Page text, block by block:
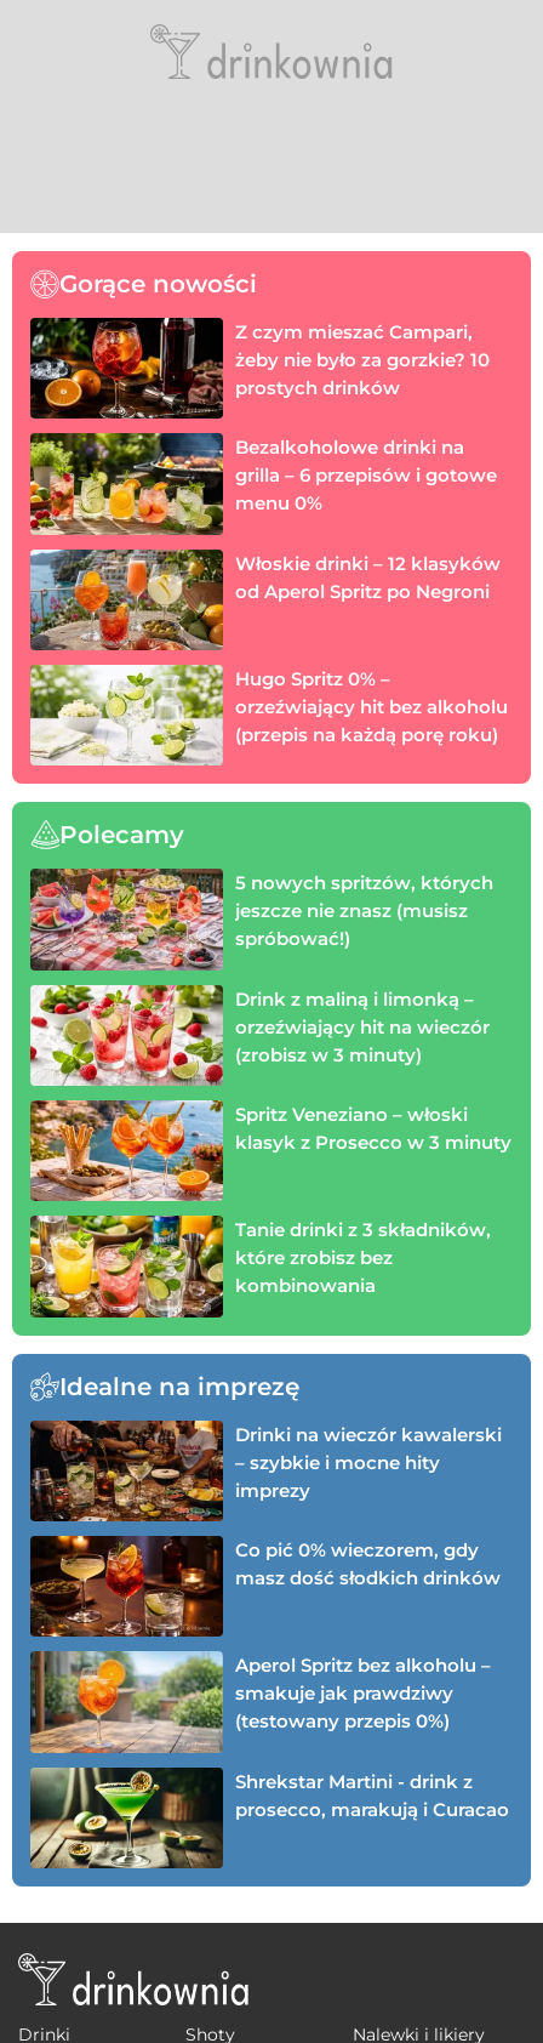
Gorące nowości
Z czym mieszać Campari,
żeby nie było za gorzkie? 10
prostych drinków
Bezalkoholowe drinki na
grilla – 6 przepisów i gotowe
menu 0%
Włoskie drinki – 12 klasyków
od Aperol Spritz po Negroni
Hugo Spritz 0% –
orzeźwiający hit bez alkoholu
(przepis na każdą porę roku)
Polecamy
5 nowych spritzów, których
jeszcze nie znasz (musisz
spróbować!)
Drink z maliną i limonką –
orzeźwiający hit na wieczór
(zrobisz w 3 minuty)
Spritz Veneziano – włoski
klasyk z Prosecco w 3 minuty
Tanie drinki z 3 składników,
które zrobisz bez
kombinowania
Idealne na imprezę
Drinki na wieczór kawalerski
– szybkie i mocne hity
imprezy
Co pić 0% wieczorem, gdy
masz dość słodkich drinków
Aperol Spritz bez alkoholu –
smakuje jak prawdziwy
(testowany przepis 0%)
Shrekstar Martini - drink z
prosecco, marakują i Curacao
Drinki Shoty Nalewki i likiery